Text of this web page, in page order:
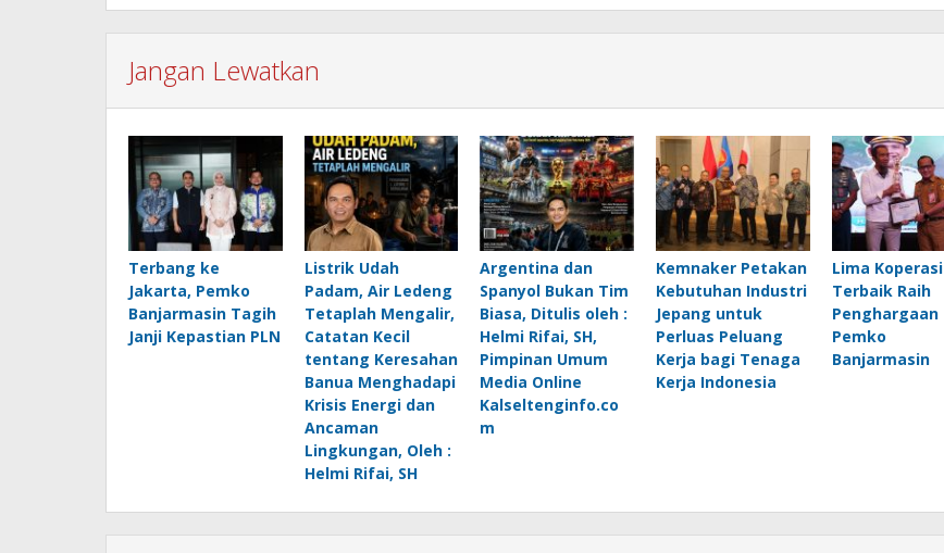
Jangan Lewatkan
Terbang ke
Jakarta, Pemko
Banjarmasin Tagih
Janji Kepastian PLN
Listrik Udah
Padam, Air Ledeng
Tetaplah Mengalir,
Catatan Kecil
tentang Keresahan
Banua Menghadapi
Krisis Energi dan
Ancaman
Lingkungan, Oleh :
Helmi Rifai, SH
Argentina dan
Spanyol Bukan Tim
Biasa, Ditulis oleh :
Helmi Rifai, SH,
Pimpinan Umum
Media Online
Kalseltenginfo.co
m
Kemnaker Petakan
Kebutuhan Industri
Jepang untuk
Perluas Peluang
Kerja bagi Tenaga
Kerja Indonesia
Lima Koperasi
Terbaik Raih
Penghargaan
Pemko
Banjarmasin